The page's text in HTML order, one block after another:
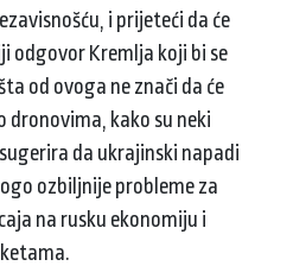
i prijeteći da će
odgovor Kremlja koji bi se
od ovoga ne znači da će
kako su neki
da ukrajinski napadi
ozbiljnije probleme za
na rusku ekonomiju i